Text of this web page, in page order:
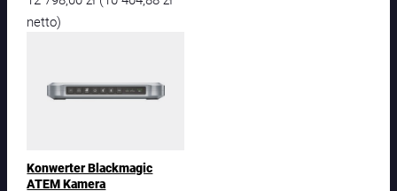
v
netto)
Konwerter Blackmagic
ATEM Kamera